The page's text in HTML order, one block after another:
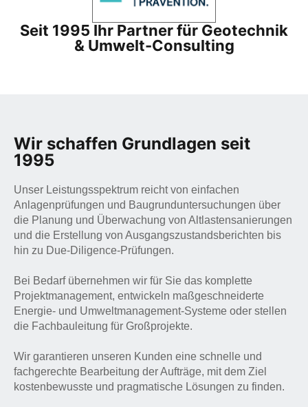
Seit 1995 Ihr Partner für Geotechnik
& Umwelt-Consulting
Wir schaffen Grundlagen seit
1995
Unser Leistungsspektrum reicht von einfachen
Anlagenprüfungen und Baugrunduntersuchungen über
die Planung und Überwachung von Altlastensanierungen
und die Erstellung von Ausgangszustandsberichten bis
hin zu Due-Diligence-Prüfungen.
Bei Bedarf übernehmen wir für Sie das komplette
Projektmanagement, entwickeln maßgeschneiderte
Energie- und Umweltmanagement-Systeme oder stellen
die Fachbauleitung für Großprojekte.
Wir garantieren unseren Kunden eine schnelle und
fachgerechte Bearbeitung der Aufträge, mit dem Ziel
kostenbewusste und pragmatische Lösungen zu finden.